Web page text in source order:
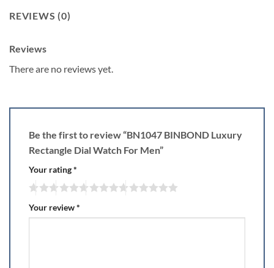
REVIEWS (0)
Reviews
There are no reviews yet.
Be the first to review “BN1047 BINBOND Luxury
Rectangle Dial Watch For Men”
Your rating*
Your review*